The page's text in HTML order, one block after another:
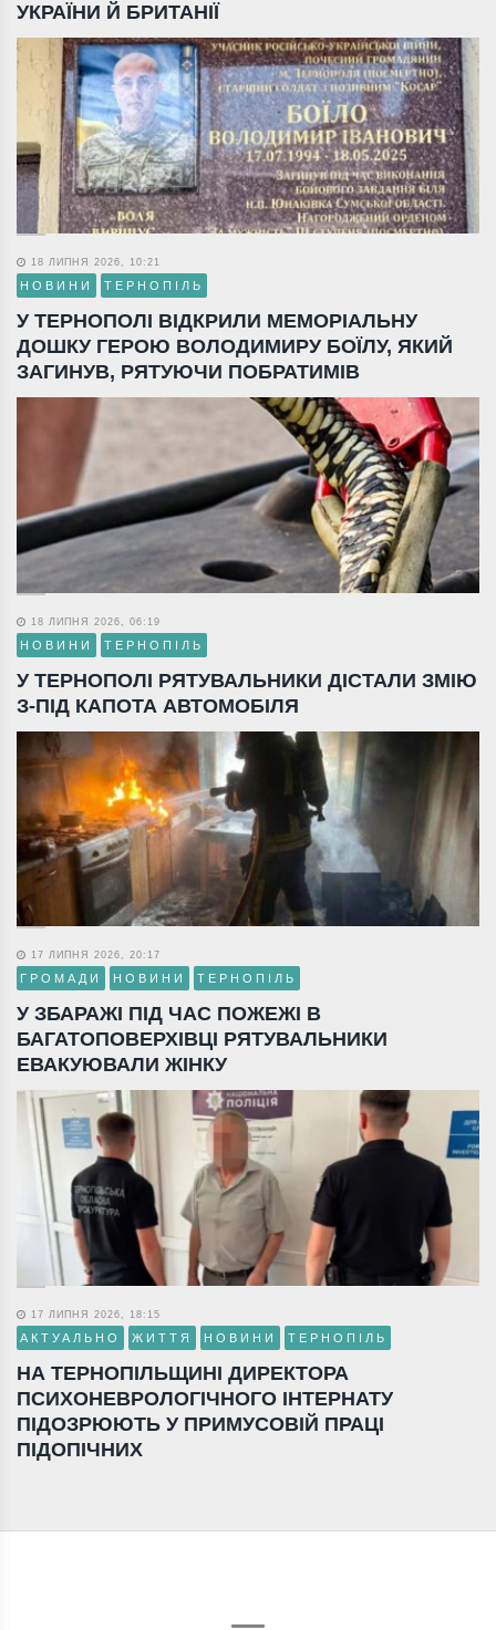
УКРАЇНИ Й БРИТАНІЇ
18 ЛИПНЯ 2026, 10:21
НОВИНИ ТЕРНОПІЛЬ
У ТЕРНОПОЛІ ВІДКРИЛИ МЕМОРІАЛЬНУ
ДОШКУ ГЕРОЮ ВОЛОДИМИРУ БОЇЛУ, ЯКИЙ
ЗАГИНУВ, РЯТУЮЧИ ПОБРАТИМІВ
18 ЛИПНЯ 2026, 06:19
НОВИНИ ТЕРНОПІЛЬ
У ТЕРНОПОЛІ РЯТУВАЛЬНИКИ ДІСТАЛИ ЗМІЮ
З-ПІД КАПОТА АВТОМОБІЛЯ
17 ЛИПНЯ 2026, 20:17
ГРОМАДИ НОВИНИ ТЕРНОПІЛЬ
У ЗБАРАЖІ ПІД ЧАС ПОЖЕЖІ В
БАГАТОПОВЕРХІВЦІ РЯТУВАЛЬНИКИ
ЕВАКУЮВАЛИ ЖІНКУ
17 ЛИПНЯ 2026, 18:15
АКТУАЛЬНО ЖИТТЯ НОВИНИ ТЕРНОПІЛЬ
НА ТЕРНОПІЛЬЩИНІ ДИРЕКТОРА
ПСИХОНЕВРОЛОГІЧНОГО ІНТЕРНАТУ
ПІДОЗРЮЮТЬ У ПРИМУСОВІЙ ПРАЦІ
ПІДОПІЧНИХ